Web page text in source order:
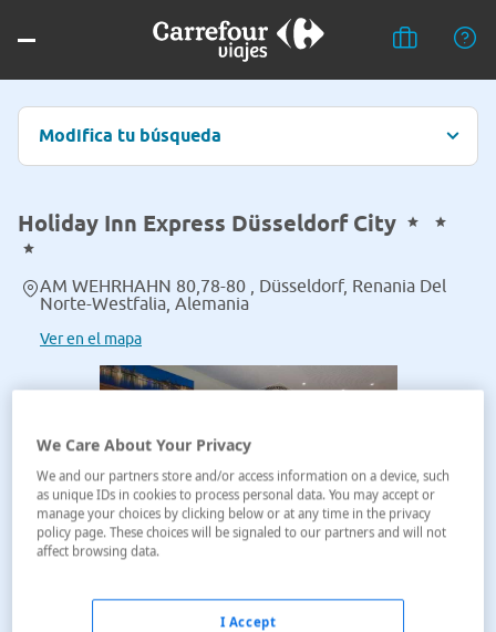
Modifica tu búsqueda
Holiday Inn Express Düsseldorf City
AM WEHRHAHN 80,78-80 , Düsseldorf, Renania Del
Norte-Westfalia, Alemania
Ver en el mapa
We Care About Your Privacy
We and our partners store and/or access information on a device, such
as unique IDs in cookies to process personal data. You may accept or
manage your choices by clicking below or at any time in the privacy
policy page. These choices will be signaled to our partners and will not
affect browsing data.
I Accept